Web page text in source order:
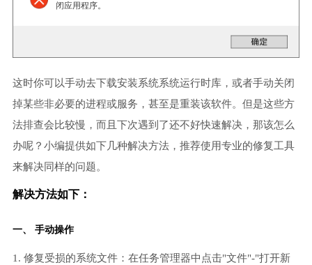
闭应用程序。
这时你可以手动去下载安装系统系统运行时库，或者手动关闭
掉某些非必要的进程或服务，甚至是重装该软件。但是这些方
法排查会比较慢，而且下次遇到了还不好快速解决，那该怎么
办呢？小编提供如下几种解决方法，推荐使用专业的修复工具
来解决同样的问题。
解决方法如下：
一、 手动操作
1. 修复受损的系统文件：在任务管理器中点击"文件"-"打开新